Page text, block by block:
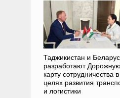
Таджикистан и
разработают Дорожную
карту сотрудничества в
целях развития
и логистики